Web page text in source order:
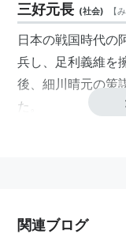
三好元長 (社会) 【
日本の戦国時代の
兵し、 足利義維を
後、細川晴元の策
た。
関連ブログ